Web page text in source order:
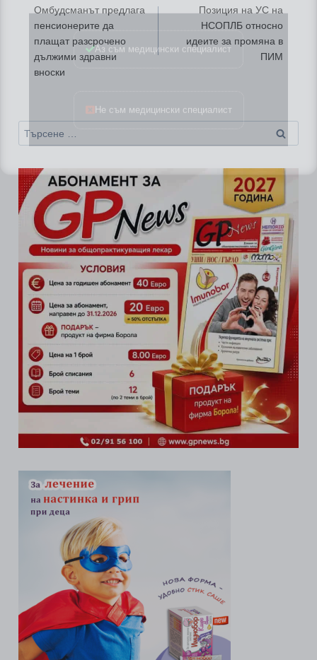
Омбудсманът предлага
пенсионерите да
плащат разсрочено
дължими здравни
вноски
Позиция на УС на
НСОПЛБ относно
идеите за промяна в
ПИМ
Търсене
за:
Аз съм медицински специалист